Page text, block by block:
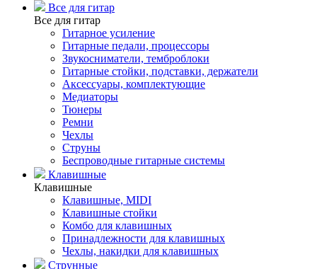
Все для гитар
Все для гитар
Гитарное усиление
Гитарные педали, процессоры
Звукосниматели, темброблоки
Гитарные стойки, подставки, держатели
Аксессуары, комплектующие
Медиаторы
Тюнеры
Ремни
Чехлы
Струны
Беспроводные гитарные системы
Клавишные
Клавишные
Клавишные, MIDI
Клавишные стойки
Комбо для клавишных
Принадлежности для клавишных
Чехлы, накидки для клавишных
Струнные